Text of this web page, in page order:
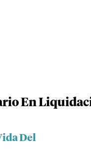
En
Del